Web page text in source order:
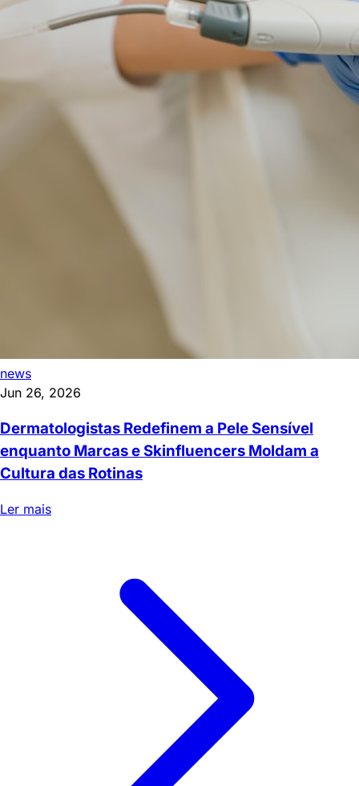
news
Jun 26, 2026
Dermatologistas Redefinem a Pele Sensível
enquanto Marcas e Skinfluencers Moldam a
Cultura das Rotinas
Ler mais